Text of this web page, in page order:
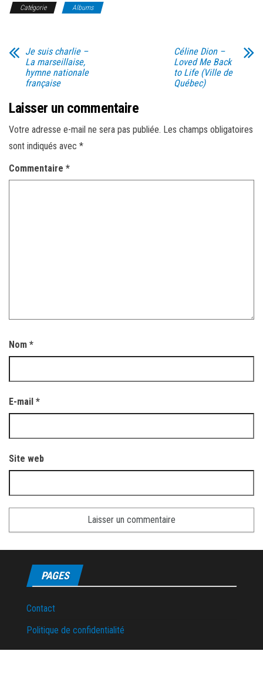
Catégorie Albums
Je suis charlie –
La marseillaise,
hymne nationale
française
Céline Dion –
Loved Me Back
to Life (Ville de
Québec)
Laisser un commentaire
Votre adresse e-mail ne sera pas publiée. Les champs obligatoires
sont indiqués avec *
Commentaire *
Nom *
E-mail *
Site web
PAGES
Contact
Politique de confidentialité